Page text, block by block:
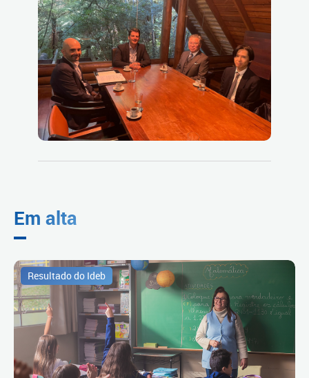
Em alta
Resultado do Ideb